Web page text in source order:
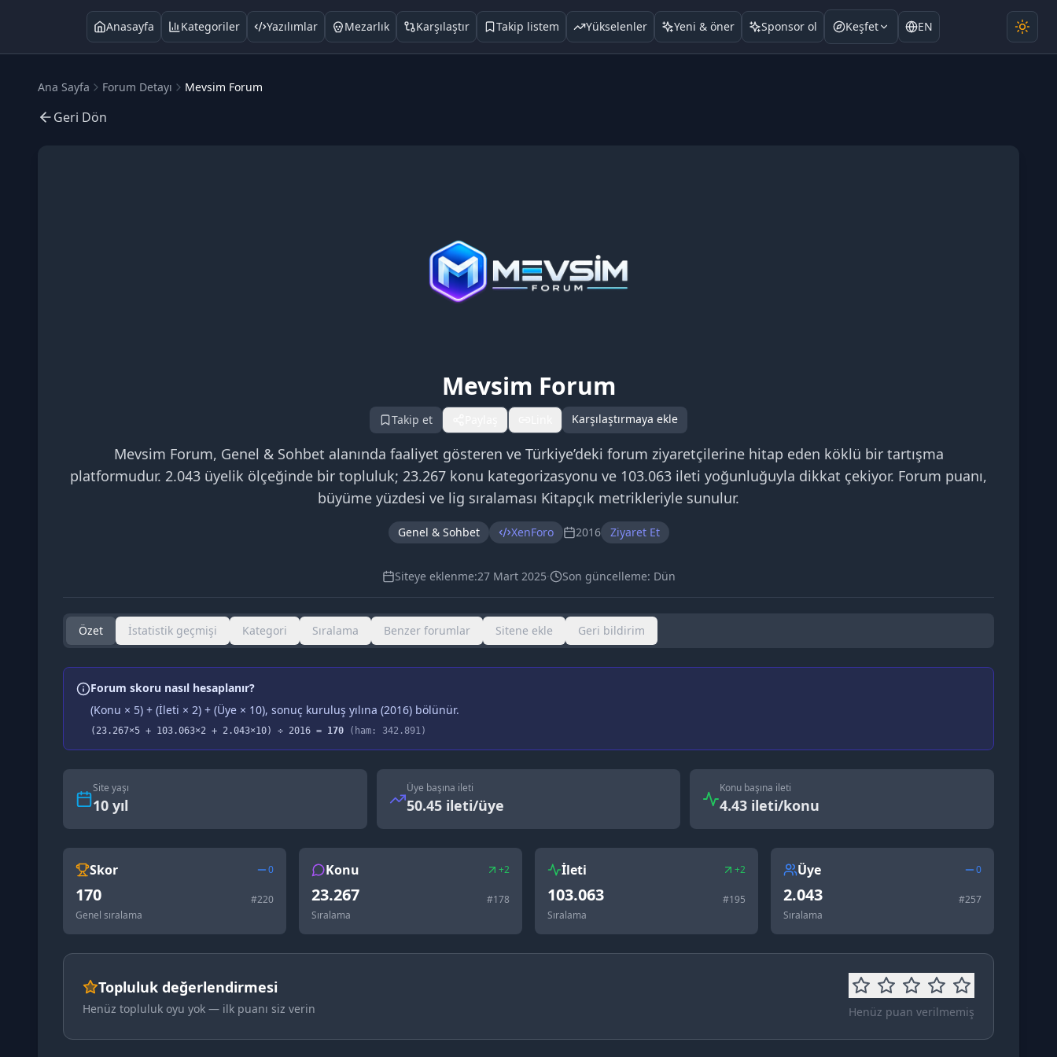
Anasayfa Kategoriler Yazılımlar Mezarlık Karşılaştır Takip listem Yükselenler Yeni & öner Sponsor ol Keşfet EN
Ana Sayfa Forum Detayı Mevsim Forum
Geri Dön
Mevsim Forum
Takip et Karşılaştırmaya ekle
Mevsim Forum, Genel & Sohbet alanında faaliyet gösteren ve Türkiye’deki forum ziyaretçilerine hitap eden köklü bir tartışma
platformudur. 2.043 üyelik ölçeğinde bir topluluk; 23.267 konu kategorizasyonu ve 103.063 ileti yoğunluğuyla dikkat çekiyor. Forum puanı,
büyüme yüzdesi ve lig sıralaması Kitapçık metrikleriyle sunulur.
Genel & Sohbet XenForo 2016 Ziyaret Et
Siteye eklenme:27 Mart 2025· Son güncelleme: Dün
Özet İstatistik geçmişi Kategori Sıralama Benzer forumlar Sitene ekle Geri bildirim
Forum skoru nasıl hesaplanır?
(Konu × 5) + (İleti × 2) + (Üye × 10), sonuç kuruluş yılına (2016) bölünür.
( 23.267×5 + 103.063×2 + 2.043×10) ÷ 2016 = 170 (ham: 342.891)
Site yaşı
10 yıl
Üye başına ileti
50.45 ileti/üye
Konu başına ileti
4.43 ileti/konu
Skor 0
170 #220
Genel sıralama
Konu +2
23.267 #178
Sıralama
İleti +2
103.063 #195
Sıralama
Üye 0
2.043 #257
Sıralama
Topluluk değerlendirmesi
Henüz topluluk oyu yok — ilk puanı siz verin Henüz puan verilmemiş